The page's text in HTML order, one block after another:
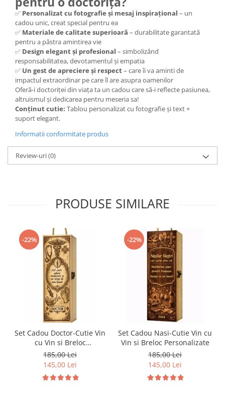
✅ Personalizat cu fotografie și mesaj inspirațional – un
cadou unic, creat special pentru ea
✅ Materiale de calitate superioară – durabilitate garantată
pentru a păstra amintirea vie
✅ Design elegant și profesional – simbolizând
responsabilitatea, devotamentul și empatia
✅ Un gest de apreciere și respect– care îi va aminti de
impactul extraordinar pe care îl are asupra oamenilor
Oferă-i doctoriței din viața ta un cadou care să-i reflecte pasiunea,
altruismul și dedicarea pentru meseria sa!
Conținut cutie: Tablou personalizat cu fotografie și text +
suport elegant.
Informatii conformitate produs
Review-uri(0)
PRODUSE SIMILARE
-22%
Set Cadou Doctor-Cutie Vin
cu Vin si Breloc
Personalizate
185,00 Lei
145,00 Lei
-22%
Set Cadou Nasi-Cutie Vin cu
Vin si Breloc Personalizate
185,00 Lei
145,00 Lei